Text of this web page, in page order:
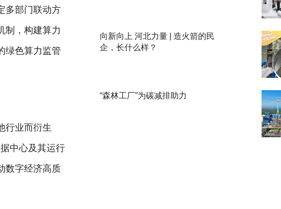
多部门联动方
制，构建算力
绿色算力监管
行业而衍生
中心及其运行
数字经济高质
向新向上 河北力量 | 造火箭的民
企，长什么样？
“森林工厂”为碳减排助力